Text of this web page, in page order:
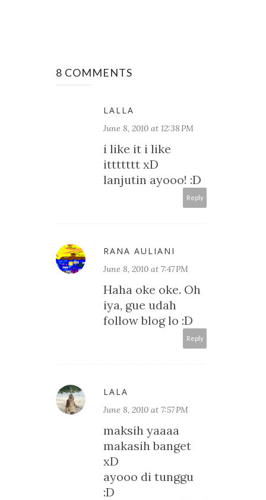
8 COMMENTS
LALLA
June 8, 2010 at 12:38 PM
i like it i like
ittttttt xD
lanjutin ayooo! :D
Reply
RANA AULIANI
June 8, 2010 at 7:47 PM
Haha oke oke. Oh
iya, gue udah
follow blog lo :D
Reply
LALA
June 8, 2010 at 7:57 PM
maksih yaaaa
makasih banget
xD
ayooo di tunggu
:D